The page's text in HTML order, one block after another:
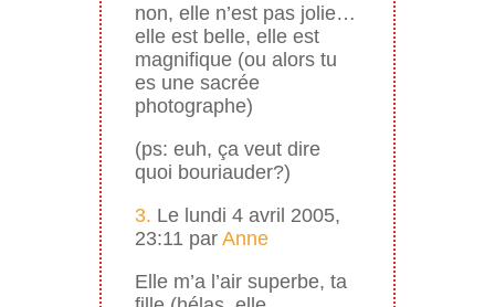
non, elle n’est pas jolie…
elle est belle, elle est
magnifique (ou alors tu
es une sacrée
photographe)
(ps: euh, ça veut dire
quoi bouriauder?)
3. Le lundi 4 avril 2005,
23:11 par Anne
Elle m’a l’air superbe, ta